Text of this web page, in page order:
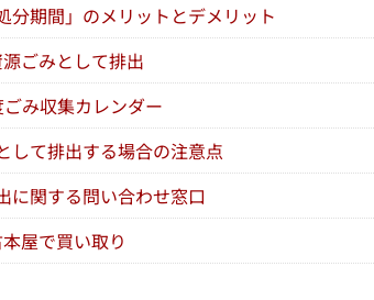
分期間」のメリットとデメリット
ごみとして排出
み収集カレンダー
して排出する場合の注意点
に関する問い合わせ窓口
屋で買い取り